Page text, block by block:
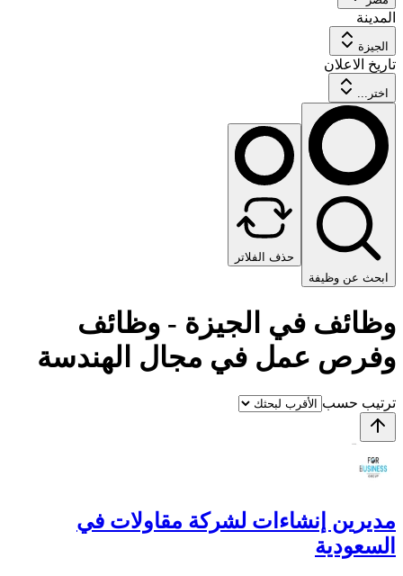
المدينة
الجيزة
تاريخ الاعلان
اختر...
ابحث عن وظيفة
حذف الفلاتر
وظائف في الجيزة - وظائف
وفرص عمل في مجال الهندسة
ترتيب حسب
مديرين إنشاءات لشركة مقاولات في
السعودية